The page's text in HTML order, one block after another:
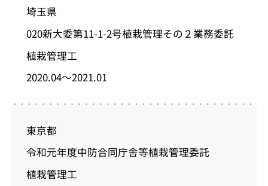
埼玉県
020新大委第11-1-2号植栽管理その２業務委託
植栽管理工
2020.04～2021.01
東京都
令和元年度中防合同庁舎等植栽管理委託
植栽管理工